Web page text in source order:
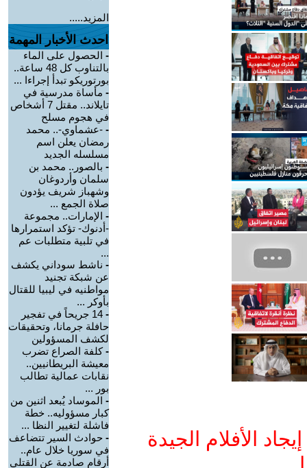
الأفلام الجيدة
المزيد.....
احدث الأخبار المهمة
- الحصول على الماء
بالتناوب كل 48 ساعة..
بورتوريكو تبدأ إجراءا ...
- مأساة مدرسية في
تايلاند.. مقتل 7 أشخاص
في هجوم مسلح
- -عشماوي-.. محمد
رمضان يعلن اسم
مسلسله الجديد
- بالصور.. محمد بن
سلمان وأردوغان
وشهباز شريف يؤدون
صلاة الجمع ...
- الإمارات.. مجموعة
-أدنوك- تؤكد استمرارها
في تلبية متطلبات عم
...
- ناشط سوداني يكشف
عن شبكة تجنيد
مواطنيه في ليبيا للقتال
بأوكر ...
-
14 جريحاً في تفجير
حافلة جرمانا، وتحقيقات
لكشف المسؤولين
-كلفة الصراع تضرب
معيشة البريطانيين..
نقابات عمالية تطالب
بور ...
- الموساد يُبعد اثنين من
كبار مسؤوليه.. خطة
فاشلة لتغيير النظا ...
- حوادث السير تتضاعف
في سوريا خلال عام..
أرقام صادمة عن القتلى